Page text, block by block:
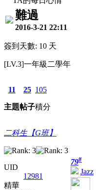
難過
2016-3-21 22:11
簽到天數: 10 天
[LV.3]一年級二學年
11
主題
25
帖子
105
積分
二科生【G班】
UID
12981
精華
79#
Jazz